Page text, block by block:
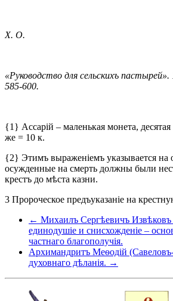
Х. О.
«Руководство для сельскихъ
585-600.
{1} Ассарій – маленькая монета,
же = 10 к.
{2} Этимъ выраженіемъ указывается на
осужденные на смерть должны были
крестъ до мѣста казни.
3 Пророческое предъуказаніе на
← Михаилъ Сергѣевичъ Извѣковъ
единодушіе и снисхожденіе –
частнаго благополучія.
Архимандритъ Меѳодій
духовнаго дѣланія. →